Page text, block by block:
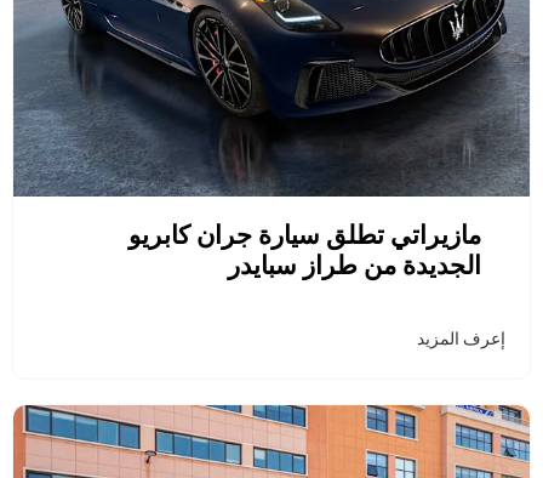
مازيراتي تطلق سيارة جران كابريو
الجديدة من طراز سبايدر
إعرف المزيد